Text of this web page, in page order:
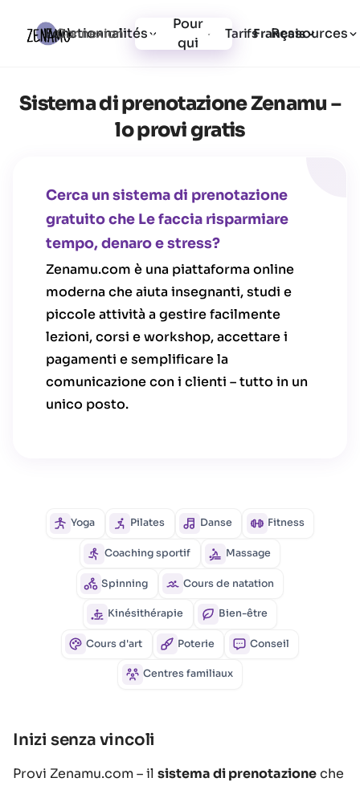
Fonctionnalités
Pour
qui
Tarifs Ressources
Connexion Inscription Français
Sistema di prenotazione Zenamu –
lo provi gratis
Cerca un sistema di prenotazione
gratuito che Le faccia risparmiare
tempo, denaro e stress?
Zenamu.com è una piattaforma online
moderna che aiuta insegnanti, studi e
piccole attività a gestire facilmente
lezioni, corsi e workshop, accettare i
pagamenti e semplificare la
comunicazione con i clienti – tutto in un
unico posto.
Yoga Pilates Danse Fitness
Coaching sportif Massage
Spinning Cours de natation
Kinésithérapie Bien-être
Cours d'art Poterie Conseil
Centres familiaux
Inizi senza vincoli
Provi Zenamu.com – il sistema di prenotazioneche